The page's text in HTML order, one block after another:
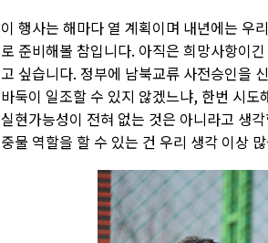
이 행사는 해마다 열 계획이며 내년에는 우
로 준비해볼 참입니다. 아직은 희망사항이
고 싶습니다. 정부에 남북교류 사전승인을
바둑이 일조할 수 있지 않겠느냐, 한번 시
실현가능성이 전혀 없는 것은 아니라고 생
중물 역할을 할 수 있는 건 우리 생각 이상